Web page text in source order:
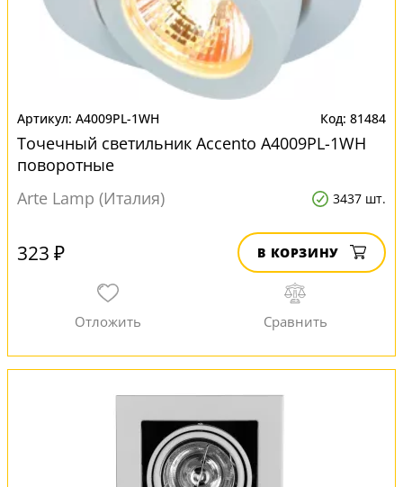
A4009PL-1WH 81484
Точечный светильник Accento A4009PL-1WH
поворотные
Arte Lamp (Италия)
3437 шт.
323 ₽ В КОРЗИНУ